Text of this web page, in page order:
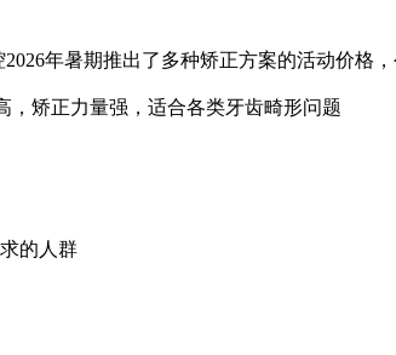
年暑期推出了多种矫正方案的活动价格，
矫正力量强，适合各类牙齿畸形问题
的人群